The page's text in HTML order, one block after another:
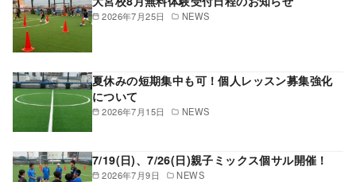
2026年7月25日 NEWS
2026年7月15日 NEWS
夏休みの短期集中も可！個人レッスン募集強化
について
2026年7月9日 NEWS
7/19(日)、7/26(日)親子ミックス個サル開催！